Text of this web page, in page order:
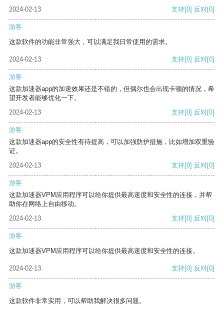
2024-02-13 支持[0] 反对[0]
游客
这款软件的功能非常强大，可以满足我日常使用的需求。
2024-02-13 支持[0] 反对[0]
游客
这款加速器app的加速效果还是不错的，但偶尔也会出现卡顿的情况，希
望开发者能够优化一下。
2024-02-13
支持[0] 反对[0]
游客
这款加速器app的安全性有待提高，可以加强防护措施，比如增加双重验
证。
2024-02-13
支持[0] 反对[0]
游客
这款加速器VPM应用程序可以给你提供最高速度和安全性的连接，并帮
助你在网络上自由移动。
2024-02-13
支持[0] 反对[0]
游客
这款加速器VPM应用程序可以给你提供最高速度和安全性的连接。
2024-02-13 支持[0] 反对[0]
游客
这款软件非常实用，可以帮助我解决很多问题。